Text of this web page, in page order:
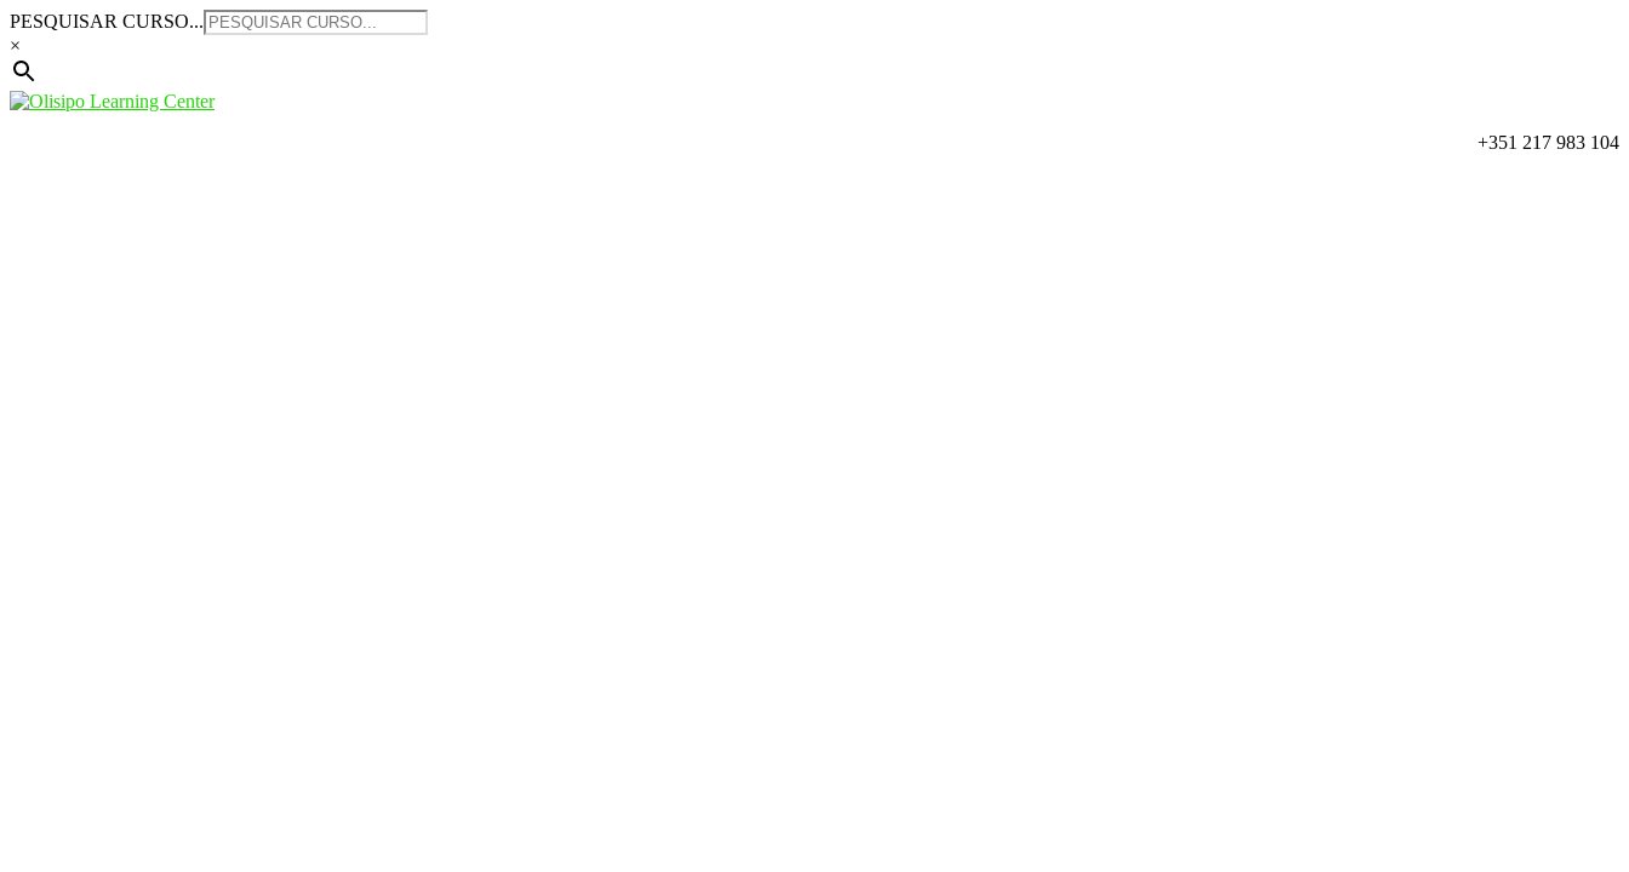
Saltar
para
o
conteúdo
PESQUISAR CURSO...
×
+351 217 983 104